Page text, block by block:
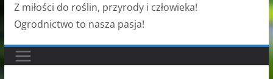
Z miłości do roślin, przyrody i człowieka!
Ogrodnictwo to nasza pasja!